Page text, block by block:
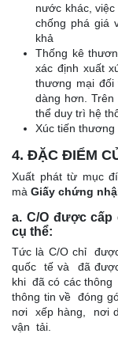
nước khác,
chống phá giá
khả
Thống kê
xác định xuất
thương mại
dàng hơn.
thể duy trì hệ
Xúc tiến thương
4. ĐẶC ĐIỂM
Xuất phát từ mục
mà Giấy chứng
a. C/O được
cụ thể:
Tức là C/O chỉ
quốc tế và đã
khi đã có các
thông tin về đóng
nơi xếp hàng, nơi
vận tải.